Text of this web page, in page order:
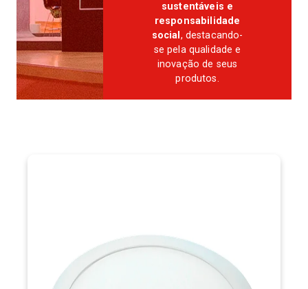
sustentáveis e
responsabilidade
social , destacando-
se pela qualidade e
inovação de seus
produtos.